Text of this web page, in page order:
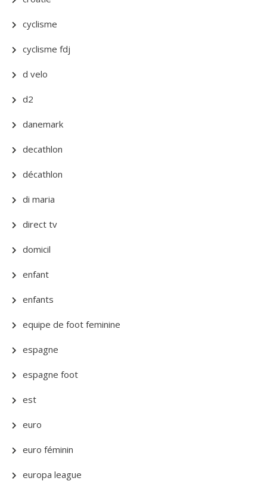
cyclisme
cyclisme fdj
d velo
d2
danemark
decathlon
décathlon
di maria
direct tv
domicil
enfant
enfants
equipe de foot feminine
espagne
espagne foot
est
euro
euro féminin
europa league